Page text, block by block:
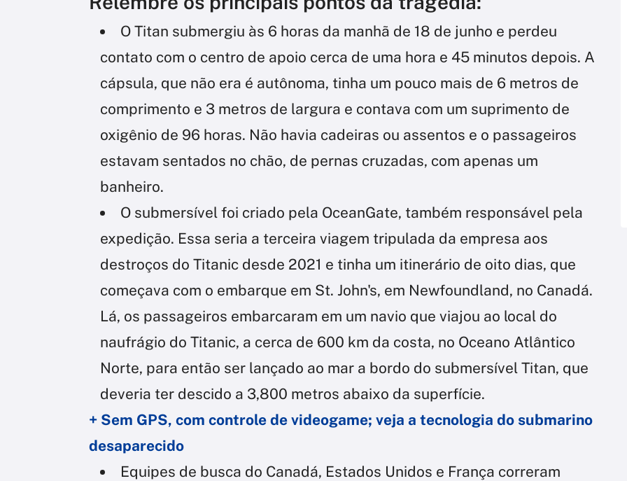
O Titan submergiu às 6 horas da manhã de 18 de junho e perdeu
contato com o centro de apoio cerca de uma hora e 45 minutos depois. A
cápsula, que não era é autônoma, tinha um pouco mais de 6 metros de
comprimento e 3 metros de largura e contava com um suprimento de
oxigênio de 96 horas. Não havia cadeiras ou assentos e o passageiros
estavam sentados no chão, de pernas cruzadas, com apenas um
banheiro.
O submersível foi criado pela OceanGate, também responsável pela
expedição. Essa seria a terceira viagem tripulada da empresa aos
destroços do Titanic desde 2021 e tinha um itinerário de oito dias, que
começava com o embarque em St. John's, em Newfoundland, no Canadá.
Lá, os passageiros embarcaram em um navio que viajou ao local do
naufrágio do Titanic, a cerca de 600 km da costa, no Oceano Atlântico
Norte, para então ser lançado ao mar a bordo do submersível Titan, que
deveria ter descido a 3,800 metros abaixo da superfície.
+ Sem GPS, com controle de videogame; veja a tecnologia do submarino
desaparecido
Equipes de busca do Canadá, Estados Unidos e França correram